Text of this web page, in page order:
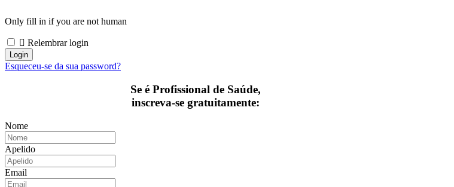
Only fill in if you are not human
Relembrar login
Esqueceu-se da sua password?
Se é Profissional de Saúde,
inscreva-se gratuitamente:
Nome
Apelido
Email